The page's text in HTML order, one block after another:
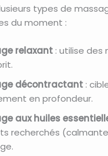
types de
du moment :
relaxant : utilise des
décontractant :
en profondeur.
aux huiles
recherchés